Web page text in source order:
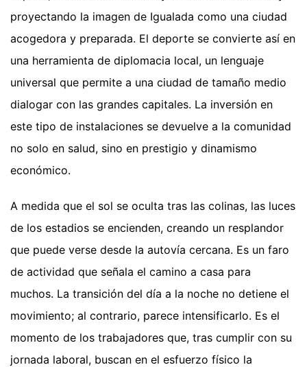
proyectando la imagen de Igualada como una ciudad
acogedora y preparada. El deporte se convierte así en
una herramienta de diplomacia local, un lenguaje
universal que permite a una ciudad de tamaño medio
dialogar con las grandes capitales. La inversión en
este tipo de instalaciones se devuelve a la comunidad
no solo en salud, sino en prestigio y dinamismo
económico.
A medida que el sol se oculta tras las colinas, las luces
de los estadios se encienden, creando un resplandor
que puede verse desde la autovía cercana. Es un faro
de actividad que señala el camino a casa para
muchos. La transición del día a la noche no detiene el
movimiento; al contrario, parece intensificarlo. Es el
momento de los trabajadores que, tras cumplir con su
jornada laboral, buscan en el esfuerzo físico la